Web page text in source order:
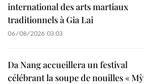
international des arts martiaux
traditionnels à Gia Lai
06/08/2026 03:03
Da Nang accueillera un festival
célébrant la soupe de nouilles « Mỳ